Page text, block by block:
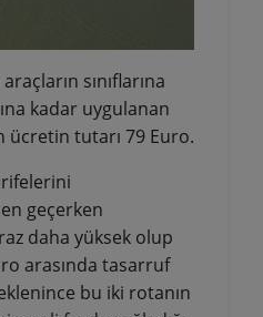
sınıflarına
kadar uygulanan
ücretin tutarı 79 Euro.
geçerken
daha yüksek olup
arasında tasarruf
bu iki rotanın